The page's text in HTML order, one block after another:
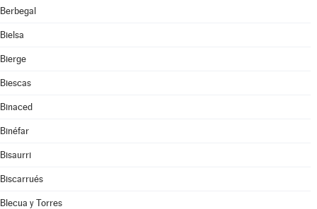
Berbegal
Bielsa
Bierge
Biescas
Binaced
Binéfar
Bisaurri
Biscarrués
Blecua y Torres